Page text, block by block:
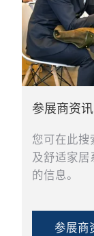
参展商资讯
您可在此
及舒适家
的信息。
参展商